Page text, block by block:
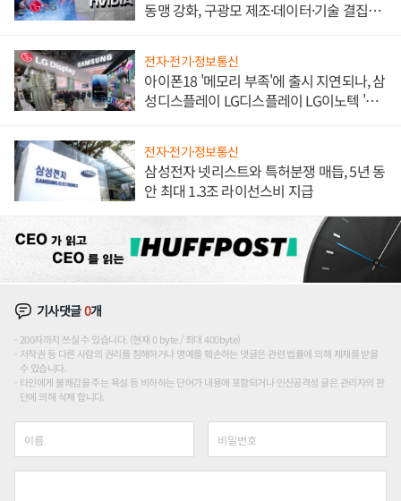
동맹 강화, 구광모 제조·데이터·기술 결집
전자·전기·정보통신
아이폰18 '메모리 부족'에 출시 지연되나, 삼
성디스플레이 LG디스플레이 LG이노텍 '탈
전자·전기·정보통신
삼성전자 넷리스트와 특허분쟁 매듭, 5년 동
안 최대 1.3조 라이선스비 지급
기사댓글0개
200자까지 쓰실 수 있습니다. (현재 0 byte / 최대 400byte)
저작권 등 다른 사람의 권리를 침해하거나 명예를 훼손하는 댓글은 관련 법률에 의해 제재를 받을
수 있습니다.
타인에게 불쾌감을 주는 욕설 등 비하하는 단어가 내용에 포함되거나 인신공격성 글은 관리자의 판
단에 의해 삭제 합니다.